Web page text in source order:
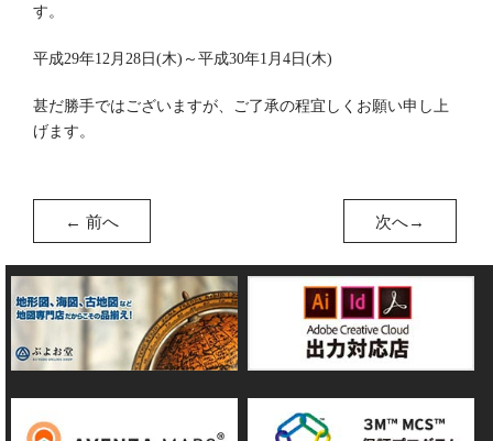
す。
平成29年12月28日(木)～平成30年1月4日(木)
甚だ勝手ではございますが、ご了承の程宜しくお願い申し上
げます。
← 前へ 次へ→